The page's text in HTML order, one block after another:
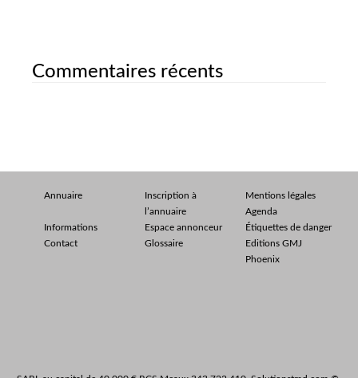
Commentaires récents
Annuaire
Inscription à
l’annuaire
Mentions légales
Agenda
Informations
Espace annonceur
Étiquettes de danger
Contact
Glossaire
Editions GMJ
Phoenix